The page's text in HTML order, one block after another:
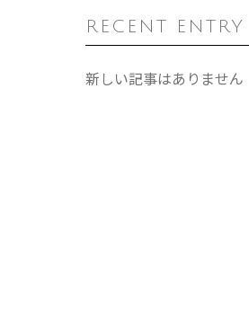
RECENT ENTRY
新しい記事はありません